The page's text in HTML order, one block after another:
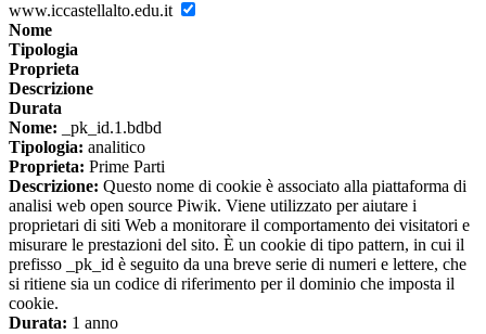
www.iccastellalto.edu.it
Nome
Tipologia
Proprieta
Descrizione
Durata
Nome: _pk_id.1.bdbd
Tipologia: analitico
Proprieta: Prime Parti
Descrizione: Questo nome di cookie è associato alla piattaforma di
analisi web open source Piwik. Viene utilizzato per aiutare i
proprietari di siti Web a monitorare il comportamento dei visitatori e
misurare le prestazioni del sito. È un cookie di tipo pattern, in cui il
prefisso _pk_id è seguito da una breve serie di numeri e lettere, che
si ritiene sia un codice di riferimento per il dominio che imposta il
cookie.
Durata: 1 anno